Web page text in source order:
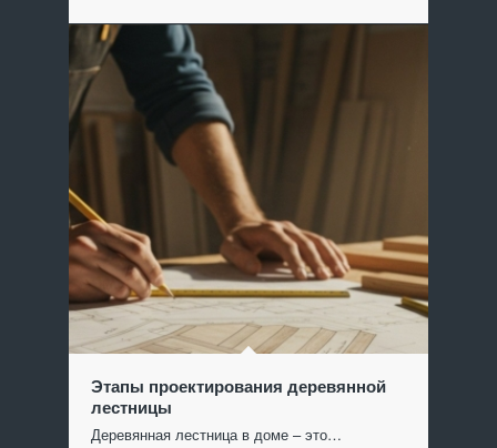
Этапы проектирования деревянной
лестницы
Деревянная лестница в доме – это…